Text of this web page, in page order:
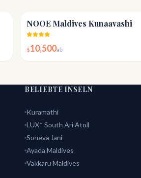
NOOE Maldives Kunaavashi
$10,500ab
BELIEBTE INSELN
Kuramathi
LUX* South Ari Atoll
Soneva Jani
Ayada Maldives
Vakkaru Maldives